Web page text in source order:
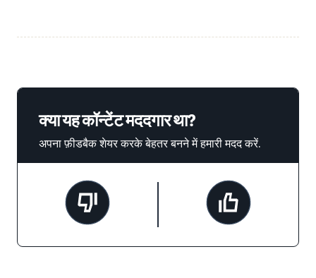
क्या यह कॉन्टेंट मददगार था?
अपना फ़ीडबैक शेयर करके बेहतर बनने में हमारी मदद करें.